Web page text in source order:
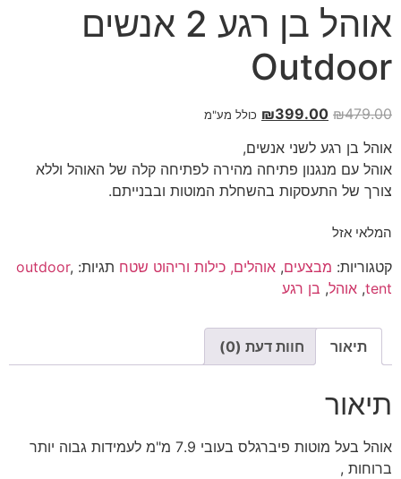
אוהל בן רגע 2 אנשים
Outdoor
₪479.00
₪399.00 כולל מע"מ
אוהל בן רגע לשני אנשים,
אוהל עם מנגנון פתיחה מהירה לפתיחה קלה של האוהל וללא
צורך של התעסקות בהשחלת המוטות ובבנייתם.
המלאי אזל
קטגוריות: מבצעים, אוהלים, כילות וריהוט שטח תגיות: outdoor,
tent
, אוהל, בן רגע
תיאור חוות דעת (0)
תיאור
אוהל בעל מוטות פיברגלס בעובי 7.9 מ"מ לעמידות גבוה יותר
ברוחות ,